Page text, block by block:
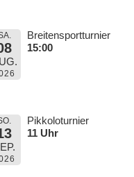
Breitensportturnier
15:00
Pikkoloturnier
11 Uhr